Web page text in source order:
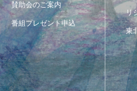
賛助会のご案内
番組プレゼント申込
リ
東